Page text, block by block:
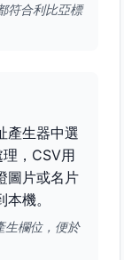
符合利比亞標
產生器中選
，CSV用
圖片或名片
機。
生欄位，便於